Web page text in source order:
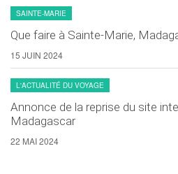
SAINTE-MARIE
Que faire à Sainte-Marie,
15 JUIN 2024
L'ACTUALITÉ DU VOYAGE
Annonce de la reprise du site
Madagascar
22 MAI 2024